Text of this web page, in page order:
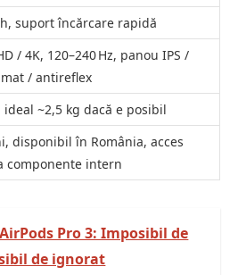
suport încărcare rapidă
/ 4K, 120–240 Hz, panou IPS /
mat / antireflex
ideal ~2,5 kg dacă e posibil
disponibil în România, acces
componente intern
AirPods Pro 3: Imposibil de
de ignorat